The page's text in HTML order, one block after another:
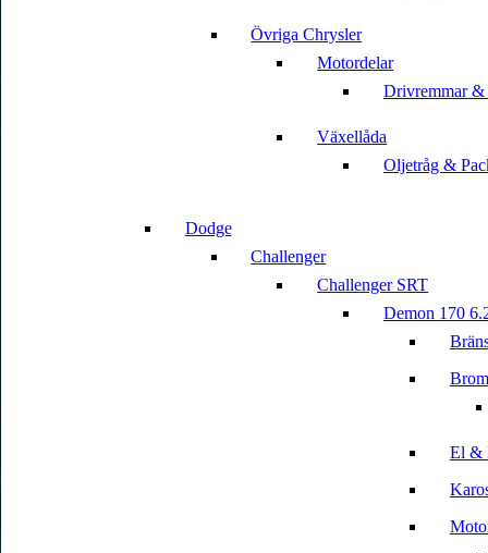
Övriga Chrysler
Motordelar
Drivremmar &
Växellåda
Oljetråg &
Dodge
Challenger
Challenger SRT
Demon 170
El &